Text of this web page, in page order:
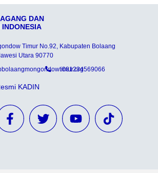
DAN
INDONESIA
Timur No.92, Kabupaten Bolaang
Utara 90770
081234569066
KADIN